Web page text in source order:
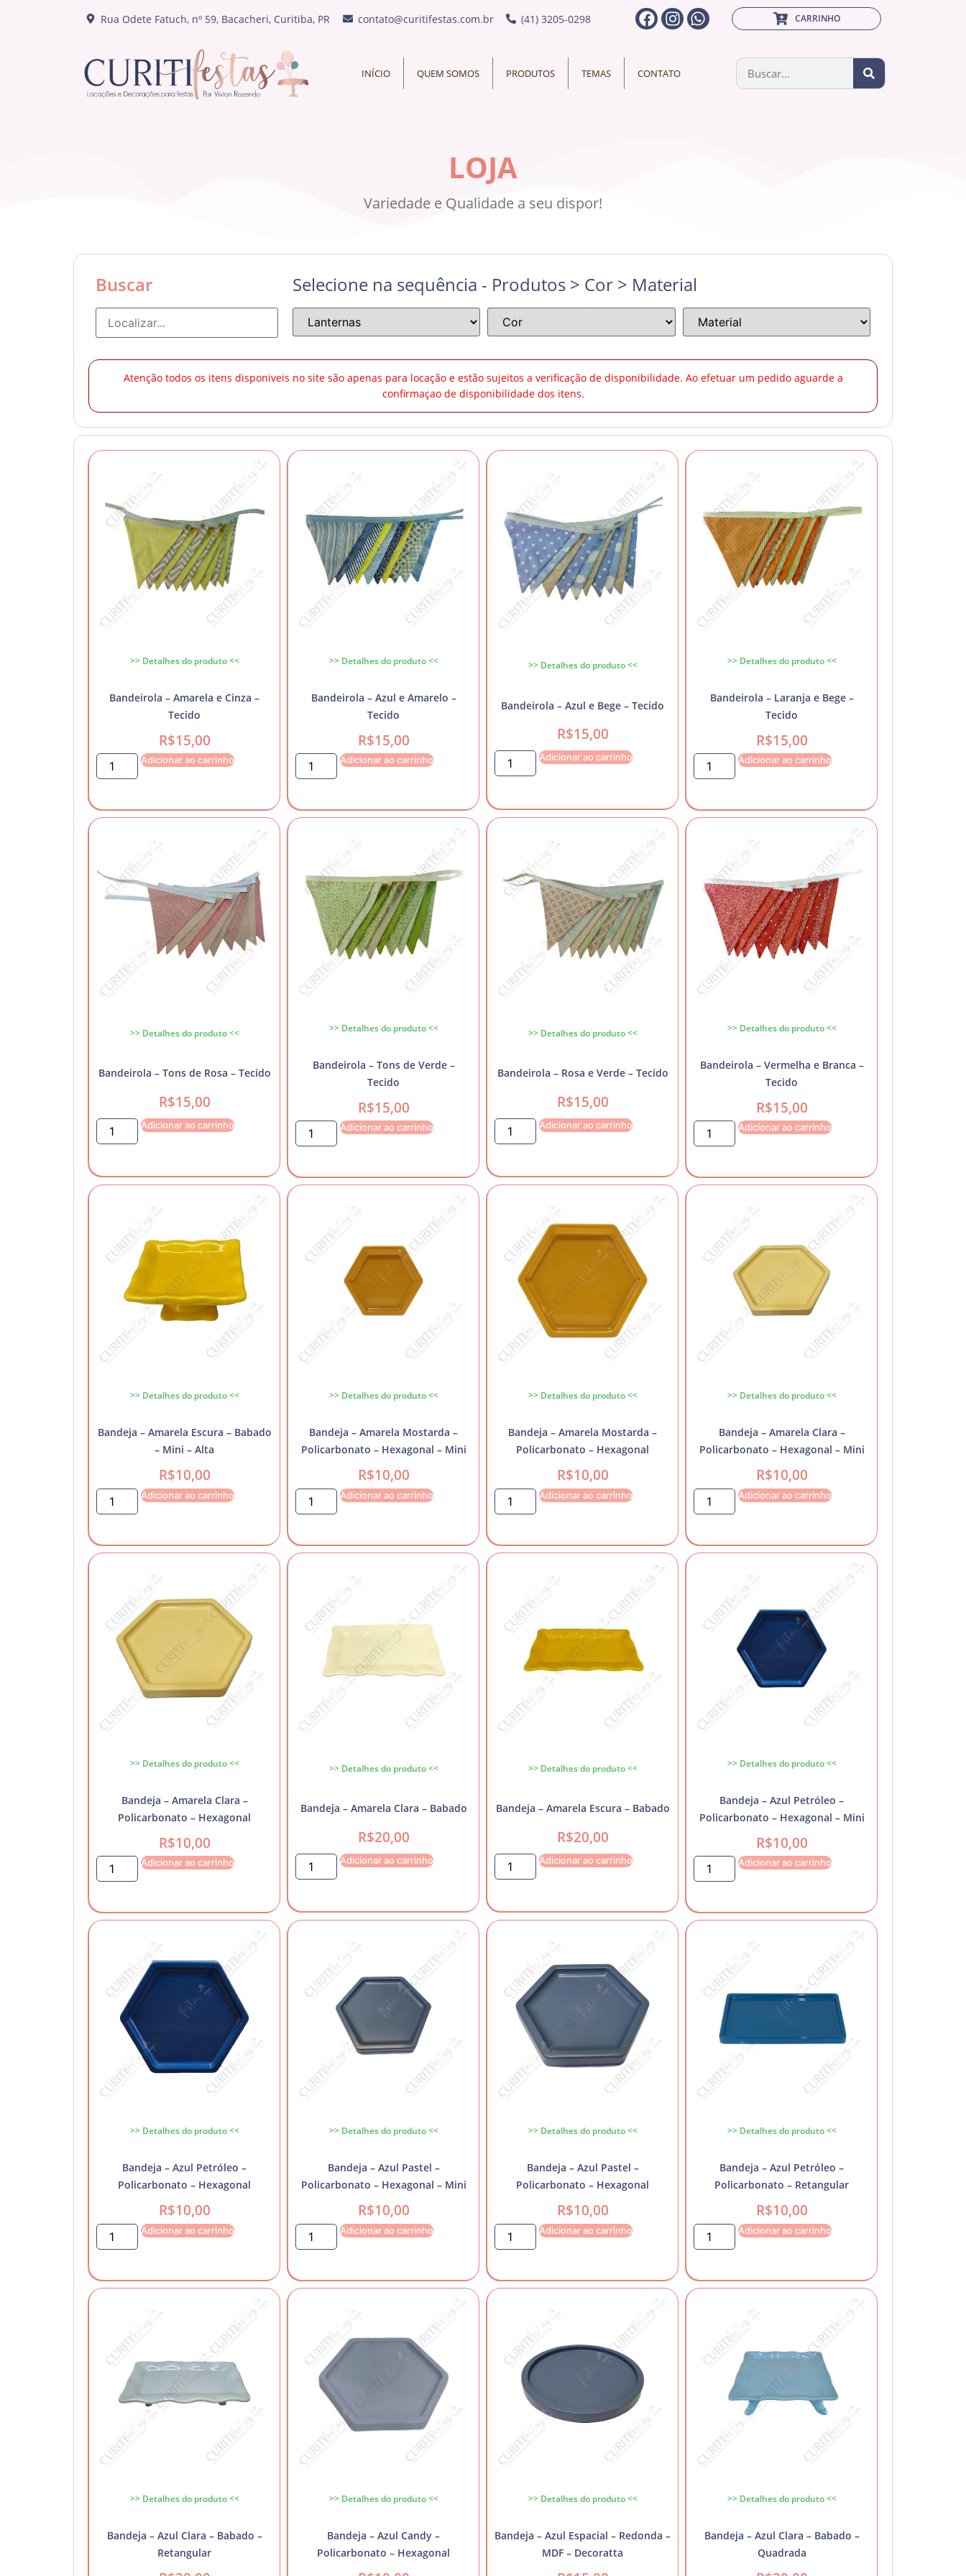
Rua Odete Fatuch, nº 59, Bacacheri, Curitiba, PR contato@curitifestas.com.br (41) 3205-0298 CARRINHO
INÍCIO QUEM SOMOS PRODUTOS TEMAS CONTATO
LOJA
Variedade e Qualidade a seu dispor!
Buscar Selecione na sequência - Produtos > Cor > Material
Atenção todos os itens disponiveis no site são apenas para locação e estão sujeitos a verificação de disponibilidade. Ao efetuar um pedido aguarde a
confirmaçao de disponibilidade dos itens.
>> Detalhes do produto <<
Bandeirola – Amarela e Cinza –
Tecido
R$15,00
Adicionar ao carrinho
>> Detalhes do produto <<
Bandeirola – Azul e Amarelo –
Tecido
R$15,00
Adicionar ao carrinho
>> Detalhes do produto <<
Bandeirola – Azul e Bege – Tecido
R$15,00
Adicionar ao carrinho
>> Detalhes do produto <<
Bandeirola – Laranja e Bege –
Tecido
R$15,00
Adicionar ao carrinho
>> Detalhes do produto <<
Bandeirola – Tons de Rosa – Tecido
R$15,00
Adicionar ao carrinho
>> Detalhes do produto <<
Bandeirola – Tons de Verde –
Tecido
R$15,00
Adicionar ao carrinho
>> Detalhes do produto <<
Bandeirola – Rosa e Verde – Tecido
R$15,00
Adicionar ao carrinho
>> Detalhes do produto <<
Bandeirola – Vermelha e Branca –
Tecido
R$15,00
Adicionar ao carrinho
>> Detalhes do produto <<
Bandeja – Amarela Escura – Babado
– Mini – Alta
R$10,00
Adicionar ao carrinho
>> Detalhes do produto <<
Bandeja – Amarela Mostarda –
Policarbonato – Hexagonal – Mini
R$10,00
Adicionar ao carrinho
>> Detalhes do produto <<
Bandeja – Amarela Mostarda –
Policarbonato – Hexagonal
R$10,00
Adicionar ao carrinho
>> Detalhes do produto <<
Bandeja – Amarela Clara –
Policarbonato – Hexagonal – Mini
R$10,00
Adicionar ao carrinho
>> Detalhes do produto <<
Bandeja – Amarela Clara –
Policarbonato – Hexagonal
R$10,00
Adicionar ao carrinho
>> Detalhes do produto <<
Bandeja – Amarela Clara – Babado
R$20,00
Adicionar ao carrinho
>> Detalhes do produto <<
Bandeja – Amarela Escura – Babado
R$20,00
Adicionar ao carrinho
>> Detalhes do produto <<
Bandeja – Azul Petróleo –
Policarbonato – Hexagonal – Mini
R$10,00
Adicionar ao carrinho
>> Detalhes do produto <<
Bandeja – Azul Petróleo –
Policarbonato – Hexagonal
R$10,00
Adicionar ao carrinho
>> Detalhes do produto <<
Bandeja – Azul Pastel –
Policarbonato – Hexagonal – Mini
R$10,00
Adicionar ao carrinho
>> Detalhes do produto <<
Bandeja – Azul Pastel –
Policarbonato – Hexagonal
R$10,00
Adicionar ao carrinho
>> Detalhes do produto <<
Bandeja – Azul Petróleo –
Policarbonato – Retangular
R$10,00
Adicionar ao carrinho
>> Detalhes do produto <<
Bandeja – Azul Clara – Babado –
Retangular
>> Detalhes do produto <<
Bandeja – Azul Candy –
Policarbonato – Hexagonal
>> Detalhes do produto <<
Bandeja – Azul Espacial – Redonda –
MDF – Decoratta
>> Detalhes do produto <<
Bandeja – Azul Clara – Babado –
Quadrada